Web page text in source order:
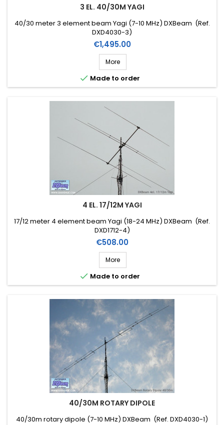
3 EL. 40/30M YAGI
40/30 meter 3 element beam Yagi (7-10 MHz) DXBeam (Ref.
DXD4030-3)
Price
€1,495.00
More
 Made to order
4 EL. 17/12M YAGI
17/12 meter 4 element beam Yagi (18-24 MHz) DXBeam (Ref.
DXD1712-4)
Price
€508.00
More
 Made to order
40/30M ROTARY DIPOLE
40/30m rotary dipole (7-10 MHz) DXBeam (Ref. DXD4030-1)